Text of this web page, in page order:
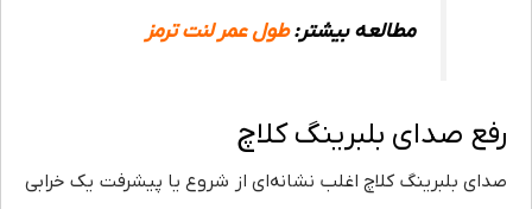
مطالعه بیشتر:طول عمر لنت ترمز
رفع صدای بلبرینگ کلاچ
صدای بلبرینگ کلاچ اغلب نشانه‌ای از شروع یا پیشرفت یک خرابی